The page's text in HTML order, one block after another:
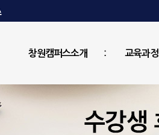
창원캠퍼스소개 교육과정